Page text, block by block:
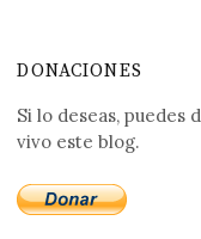
DONACIONES
Si lo deseas,
vivo este blog.